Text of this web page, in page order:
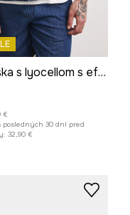
Košeľa pánska s lyocellom s efektom prania
€
30 dní pred
32,90 €